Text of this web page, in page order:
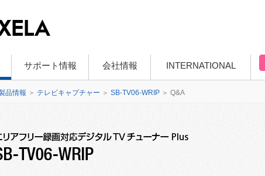
サポート情報 会社情報 INTERNATIONAL
品情報 ＞ テレビキャプチャー ＞ SB-TV06-WRIP ＞ Q&A